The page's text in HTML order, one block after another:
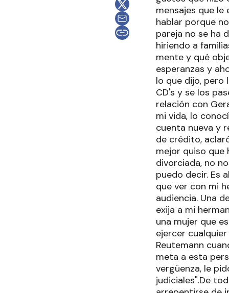
mensajes que
hablar porque
pareja no se ha
hiriendo a
mente y qué
esperanzas y
lo que dijo, pero
CD's y se los
relación con
mi vida, lo
cuenta nueva y
de crédito,
mejor quiso
divorciada, no
puedo decir. Es
que ver con mi
audiencia. Una
exija a mi
una mujer que
ejercer
Reutemann
meta a esta
vergüenza, le
judiciales".De